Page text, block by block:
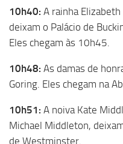
10h40: A rainha
deixam o Palácio de
Eles chegam às 10h45.
10h48: As damas de
Goring. Eles chegam na
10h51: A noiva Kate
Michael Middleton,
de Westminster.